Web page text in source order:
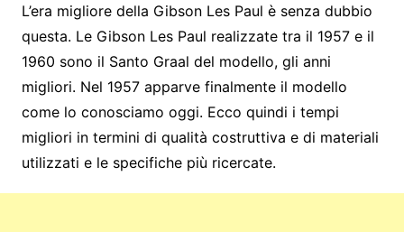
L’era migliore della Gibson Les Paul è senza dubbio
questa. Le Gibson Les Paul realizzate tra il 1957 e il
1960 sono il Santo Graal del modello, gli anni
migliori. Nel 1957 apparve finalmente il modello
come lo conosciamo oggi. Ecco quindi i tempi
migliori in termini di qualità costruttiva e di materiali
utilizzati e le specifiche più ricercate.